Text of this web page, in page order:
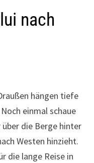
nach
hängen tiefe
einmal schaue
die Berge hinter
Westen hinzieht.
die lange Reise in